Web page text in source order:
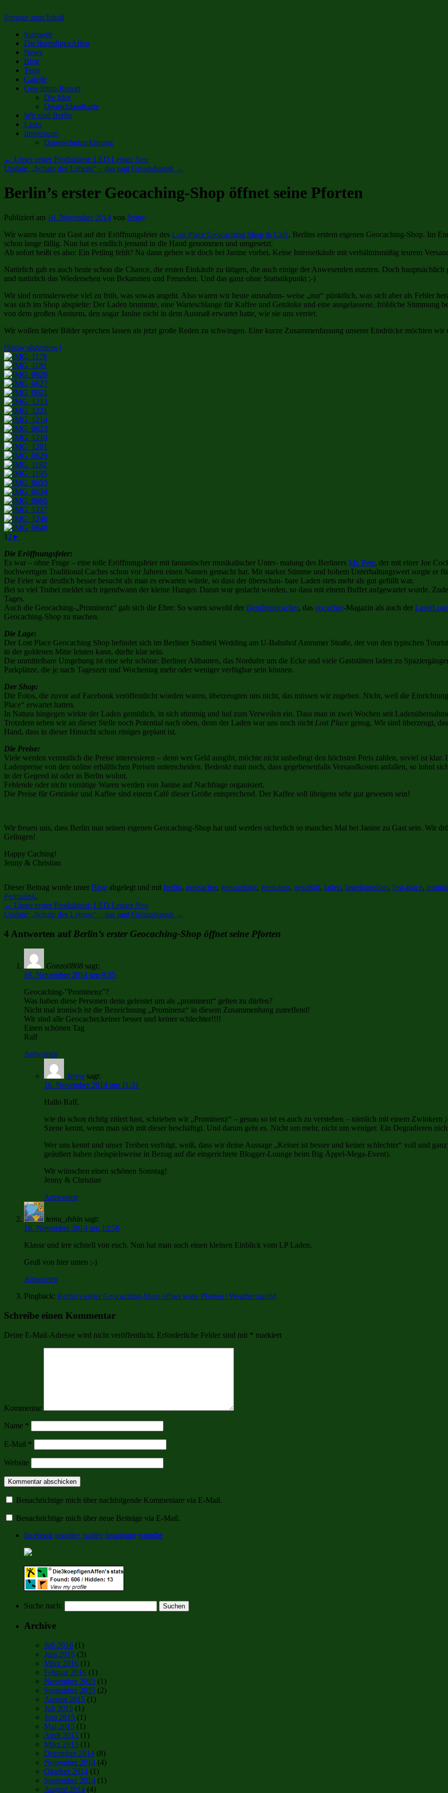
Springe zum Inhalt
Startseite
Die3koepfigenAffen
News
Blog
Tests
Galerie
Geo-Intim-Report
Die Idee
Deutschlandkarte
Wir sind Berlin
Links
Impressum
Datenschutzerklärung
← Unser erster Produkttest: LED Lenser Neo
Update: „Schatz des Lebens“ – das sagt Groundspeak →
Berlin’s erster Geocaching-Shop öffnet seine Pforten
Publiziert am 16. November 2014 von Jenny
Wir waren heute zu Gast auf der Eröffnungsfeier des Lost Place Geocaching Shop & Café, Berlins erstem eigenen Geocaching-Shop. Im
schon lange fällig. Nun hat es endlich jemand in die Hand genommen und umgesetzt.
Ab sofort heißt es also: Ein Petling fehlt? Na dann gehen wir doch bei Janine vorbei. Keine Internetkäufe mit verhältnismäßig teurem
Natürlich gab es auch heute schon die Chance, die ersten Einkäufe zu tätigen, die auch einige der Anwesenden nutzten. Doch hauptsächlich
und natürlich das Wiedersehen von Bekannten und Freunden. Und das ganz ohne Statistikpunkt ;-)
Wir sind normalerweise viel zu früh, was sowas angeht. Also waren wir heute ausnahms- weise „nur“ pünktlich, was sich aber als Fehler
was sich im Shop abspielte: Der Laden brummte, eine Warteschlange für Kaffee und Getränke und eine ausgelassene, fröhliche Stimmung
von dem großen Ansturm, den sogar Janine nicht in dem Ausmaß erwartet hatte, wie sie uns verriet.
Wir wollen lieber Bilder sprechen lassen als jetzt große Reden zu schwingen. Eine kurze Zusammenfassung unserer Eindrücke möchten wir
[Show slideshow]
1 2 ►
Die Eröffnungsfeier:
Es war – ohne Frage – eine tolle Eröffnungsfeier mit fantastischer musikalischer Unter- malung des Berliners Mr. Pete, der mit einer Joe
hochwertigen Traditional Caches schon vor Jahren einen Namen gemacht hat. Mit starker Stimme und hohem Unterhaltungswert sorgte er
Die Feier war deutlich besser besucht als man es erwarten würde, so dass der überschau- bare Laden stets mehr als gut gefüllt war.
Bei so viel Trubel meldet sich irgendwann der kleine Hunger. Daran war gedacht worden, so dass mit einem Buffet aufgewartet wurde.
Tages.
Auch die Geocaching-„Prominenz“ gab sich die Ehre: So waren sowohl der Berufsgeocacher, das gocacher-Magazin als auch der
Geocaching-Shop zu machen.
Die Lage:
Der Lost Place Geocaching Shop befindet sich im Berliner Stadtteil Wedding am U-Bahnhof Amrumer Straße, der von den typischen
in der goldenen Mitte leisten kann, dürfte klar sein.
Die unmittelbare Umgebung ist eine sehr schöne: Berliner Altbauten, das Nordufer um die Ecke und viele Gaststätten laden zu
Parkplätze, die je nach Tageszeit und Wochentag mehr oder weniger verfügbar sein können.
Der Shop:
Die Fotos, die zuvor auf Facebook veröffentlicht worden waren, überzeugten uns nicht, das müssen wir zugeben. Nicht, weil die
Place“ erwartet hatten.
In Natura hingegen wirkte der Laden gemütlich, in sich stimmig und lud zum Verweilen ein. Dass man in zwei Wochen seit
Trotzdem sehen wir an dieser Stelle noch Potential nach oben, denn der Laden war uns noch nicht Lost Place genug. Wir sind überzeugt,
Hand, dass in dieser Hinsicht schon einiges geplant ist.
Die Preise:
Viele werden vermutlich die Preise interessieren – denn wer Geld ausgibt, möchte nicht unbedingt den höchsten Preis zahlen, soviel ist
Ladenpreise von den online erhältlichen Preisen unterscheiden. Bedenkt man noch, dass gegebenenfalls Versandkosten anfallen, so lohnt
in der Gegend ist oder in Berlin wohnt.
Fehlende oder nicht vorrätige Waren werden von Janine auf Nachfrage organisiert.
Die Preise für Getränke und Kaffee sind einem Café dieser Größe entsprechend. Der Kaffee soll übrigens sehr gut gewesen sein!
Wir freuen uns, dass Berlin nun seinen eigenen Geocaching-Shop hat und werden sicherlich so manches Mal bei Janine zu Gast sein. Wir
Gelingen!
Happy Caching!
Jenny & Christian
Dieser Beitrag wurde unter Blog abgelegt und mit berlin, geocacher, geocaching, geotoken, geschäft, laden, laserlogoshop, lost-place,
Permalink.
← Unser erster Produkttest: LED Lenser Neo
Update: „Schatz des Lebens“ – das sagt Groundspeak →
4 Antworten auf Berlin’s erster Geocaching-Shop öffnet seine Pforten
Gonzo0808 sagt:
16. November 2014 um 9:35
Geocaching-”Prominenz”?
Was haben diese Personen denn geleistet um als „prominent“ gelten zu dürfen?
Nicht mal ironisch ist die Bezeichnung „Prominenz“ in diesem Zusammenhang zutreffend!
Wir sind alle Geocacher,keiner besser und keiner schlechter!!!!
Einen schönen Tag
Ralf
Antworten
Jenny sagt:
16. November 2014 um 11:31
Hallo Ralf,
wie du schon richtig zitiert hast, schrieben wir „Prominenz“ – genau so ist es auch zu verstehen – nämlich mit einem Zwinkern
Szene kennt, wenn man sich mit dieser beschäftigt. Und darum geht es. Nicht um mehr, nicht um weniger. Ein Degradieren
Wer uns kennt und unser Treiben verfolgt, weiß, dass wir deine Aussage „Keiner ist besser und keiner schlechter“ voll und
geäußert haben (beispielsweise in Bezug auf die eingerichtete Blogger-Lounge beim Big Äppel-Mega-Event).
Wir wünschen einen schönen Sonntag!
Jenny & Christian
Antworten
temu_dshin sagt:
16. November 2014 um 12:58
Klasse und irre schnell von euch. Nun hat man auch einen kleinen Einblick vom LP Laden.
Gruß von hier unten ;-)
Antworten
Pingback: Berlin’s erster Geocaching-Shop öffnet seine Pforten | Weatherman68
Schreibe einen Kommentar
Deine E-Mail-Adresse wird nicht veröffentlicht. Erforderliche Felder sind mit * markiert
Kommentar
Name *
E-Mail *
Website
Benachrichtige mich über nachfolgende Kommentare via E-Mail.
Benachrichtige mich über neue Beiträge via E-Mail.
facebook google+ twitter instagram youtube
Suche nach:
Archive
Juli 2016 (1)
Juni 2016 (3)
März 2016 (1)
Februar 2016 (1)
November 2015 (1)
September 2015 (2)
August 2015 (1)
Juli 2015 (1)
Juni 2015 (1)
Mai 2015 (1)
April 2015 (1)
März 2015 (1)
Dezember 2014 (8)
November 2014 (4)
Oktober 2014 (1)
September 2014 (1)
August 2014 (4)